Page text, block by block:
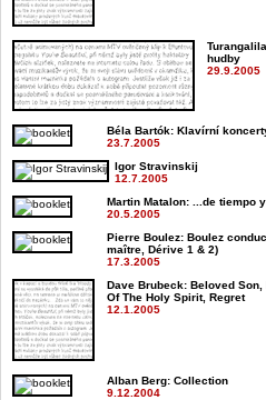
hudby
29.9.2005
Béla Bartók: Klavírní
23.7.2005
Igor Stravinskij
12.7.2005
Martin Matalon: ...de tiempo y
20.5.2005
Pierre Boulez: Boulez
maître, Dérive 1 & 2)
17.3.2005
Dave Brubeck: Beloved
Of The Holy Spirit, Regret
12.1.2005
Alban Berg: Collection
9.12.2004